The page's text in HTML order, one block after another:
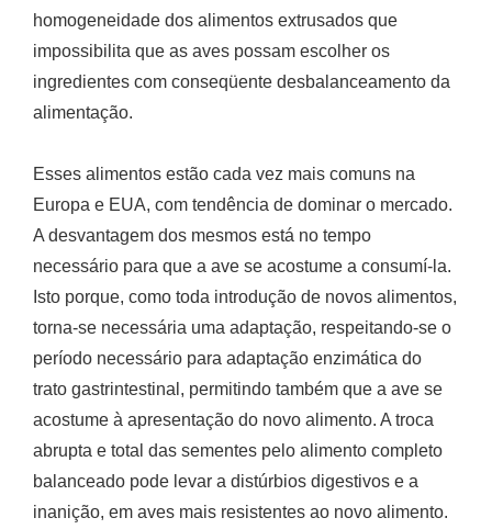
homogeneidade dos alimentos extrusados que
impossibilita que as aves possam escolher os
ingredientes com conseqüente desbalanceamento da
alimentação.
Esses alimentos estão cada vez mais comuns na
Europa e EUA, com tendência de dominar o mercado.
A desvantagem dos mesmos está no tempo
necessário para que a ave se acostume a consumí-la.
Isto porque, como toda introdução de novos alimentos,
torna-se necessária uma adaptação, respeitando-se o
período necessário para adaptação enzimática do
trato gastrintestinal, permitindo também que a ave se
acostume à apresentação do novo alimento. A troca
abrupta e total das sementes pelo alimento completo
balanceado pode levar a distúrbios digestivos e a
inanição, em aves mais resistentes ao novo alimento.